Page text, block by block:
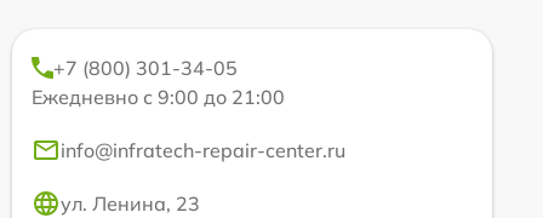
+7 (800) 301-34-05
Ежедневно с 9:00 до 21:00
info@infratech-repair-center.ru
ул. Ленина, 23